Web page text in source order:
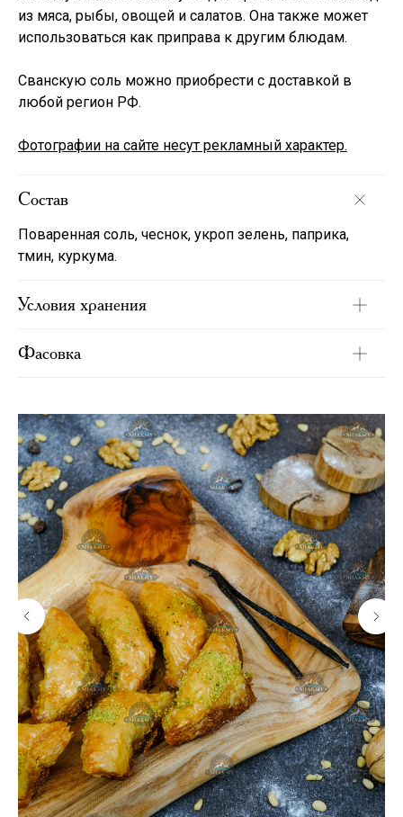
из мяса, рыбы, овощей и салатов. Она также может
использоваться как приправа к другим блюдам.
Сванскую соль можно приобрести с доставкой в
любой регион РФ.
Фотографии на сайте несут рекламный характер.
Состав
Поваренная соль, чеснок, укроп зелень, паприка,
тмин, куркума.
Условия хранения
Фасовка